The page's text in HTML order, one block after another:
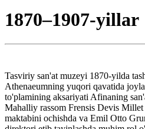
1870–1907-yillar
Tasviriy san'at muzeyi 1870-yilda
Athenaeumning yuqori qavatida
to'plamining aksariyati Afinaning
Mahalliy rassom Frensis Devis
maktabini ochishda va Emil Otto